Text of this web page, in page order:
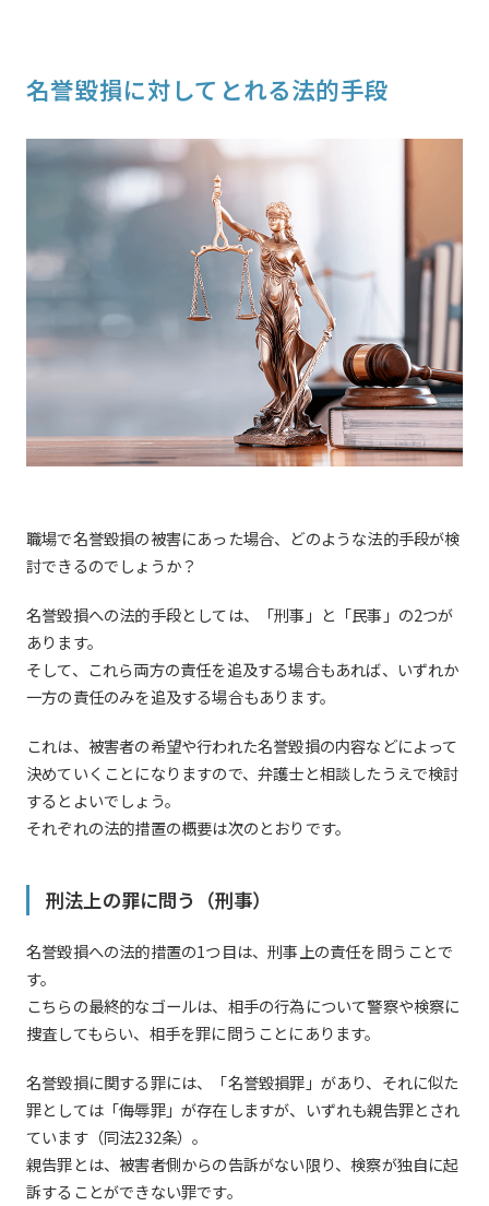
名誉毀損に対してとれる法的手段
職場で名誉毀損の被害にあった場合、どのような法的手段が検
討できるのでしょうか？
名誉毀損への法的手段としては、「刑事」と「民事」の2つが
あります。
そして、これら両方の責任を追及する場合もあれば、いずれか
一方の責任のみを追及する場合もあります。
これは、被害者の希望や行われた名誉毀損の内容などによって
決めていくことになりますので、弁護士と相談したうえで検討
するとよいでしょう。
それぞれの法的措置の概要は次のとおりです。
刑法上の罪に問う（刑事）
名誉毀損への法的措置の1つ目は、刑事上の責任を問うことで
す。
こちらの最終的なゴールは、相手の行為について警察や検察に
捜査してもらい、相手を罪に問うことにあります。
名誉毀損に関する罪には、「名誉毀損罪」があり、それに似た
罪としては「侮辱罪」が存在しますが、いずれも親告罪とされ
ています（同法232条）。
親告罪とは、被害者側からの告訴がない限り、検察が独自に起
訴することができない罪です。